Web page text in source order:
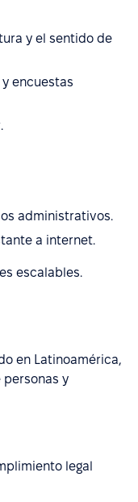
y el sentido de
encuestas
administrativos.
a internet.
escalables.
en Latinoamérica,
personas y
legal